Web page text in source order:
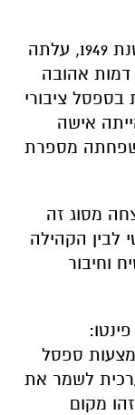
סעדה תנעמי ז״ל, תושבת גדרה משנת 1949, עלתה
דמות אהובה
בספסל ציבורי
אישה
אשר הגיע לגיל 101. משפחתה מספרת
מסוג זה
לבין הקהילה
וחיבור
ספסל
לשמר את
מקום